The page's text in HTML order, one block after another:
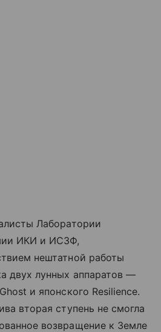
Лаборатории
ИКИ и ИСЗФ,
нештатной работы
двух лунных аппаратов —
и японского Resilience.
вторая ступень не смогла
возвращение к Земле